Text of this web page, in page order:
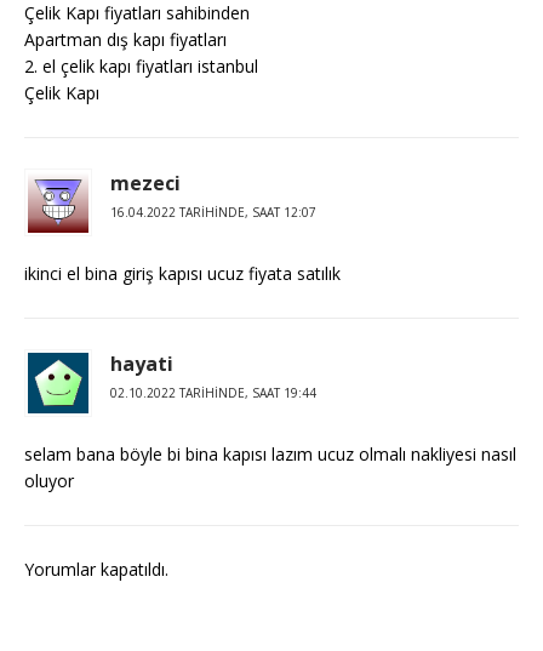
Çelik Kapı fiyatları sahibinden
Apartman dış kapı fiyatları
2. el çelik kapı fiyatları istanbul
Çelik Kapı
mezeci
16.04.2022 TARIHINDE, SAAT 12:07
ikinci el bina giriş kapısı ucuz fiyata satılık
hayati
02.10.2022 TARIHINDE, SAAT 19:44
selam bana böyle bi bina kapısı lazım ucuz olmalı nakliyesi nasıl
oluyor
Yorumlar kapatıldı.